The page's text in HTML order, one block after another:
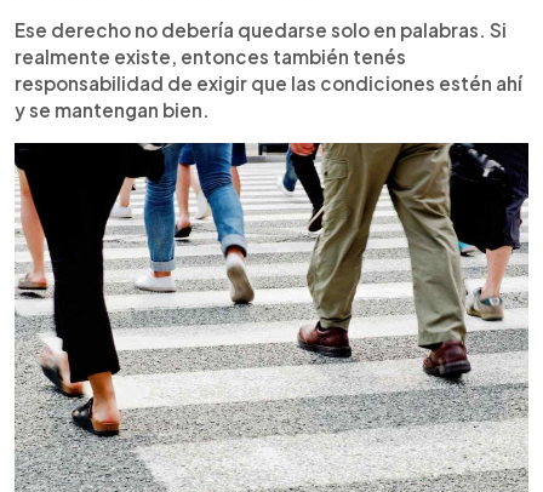
Ese derecho no debería quedarse solo en palabras. Si
realmente existe, entonces también tenés
responsabilidad de exigir que las condiciones estén ahí
y se mantengan bien.